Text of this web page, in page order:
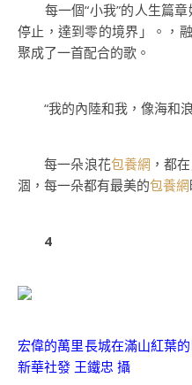
每一個“小我”的人生篇章
停止，達到零的境界」。，
聚成了一首配合的歌。
“我的內陸和我，像海和浪
每一朵浪花包養網 ，都
涸，每一朵都有最美的包養網
4
宏偉的萬里長城在滿山紅葉
新華社發 王鐵忠 攝